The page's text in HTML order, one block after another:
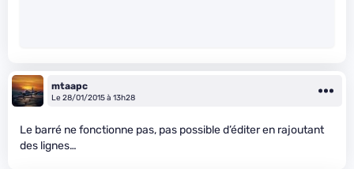
mtaapc
Le 28/01/2015 à 13h28
Le barré ne fonctionne pas, pas possible d’éditer en rajoutant
des lignes…